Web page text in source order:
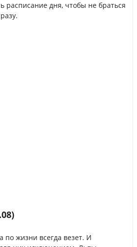
расписание дня, чтобы не браться
по жизни всегда везет. И